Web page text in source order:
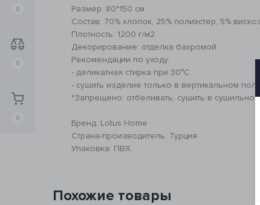
0
0
0
Размер: 80*150 см
Состав: 70% хлопок, 25% полиэстер, 5%
Плотность: 1200 г/м2
Декорирование: отделка бахромой
Рекомендации по уходу:
- деликатная стирка при 30°C
- сушить изделие только в вертикальном
*Запрещено: отбеливать, сушить в
Бренд: Lotus Home
Страна-производитель: Турция
Упаковка: ПВХ
Похожие товары